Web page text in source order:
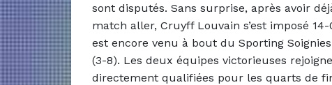
sont disputés. Sans surprise, après avoir
match aller, Cruyff Louvain s’est imposé
est encore venu à bout du Sporting
(3-8). Les deux équipes victorieuses
directement qualifiées pour les quarts de